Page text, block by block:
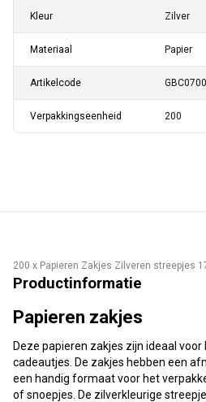
Kleur Zilver
Materiaal Papier
Artikelcode
Verpakkingseenheid 200
200 x Papieren Zakjes Zilveren streepjes
Productinformatie
Papieren zakjes
Deze papieren zakjes zijn ideaal
cadeautjes. De zakjes hebben een
een handig formaat voor het
of snoepjes. De zilverkleurige